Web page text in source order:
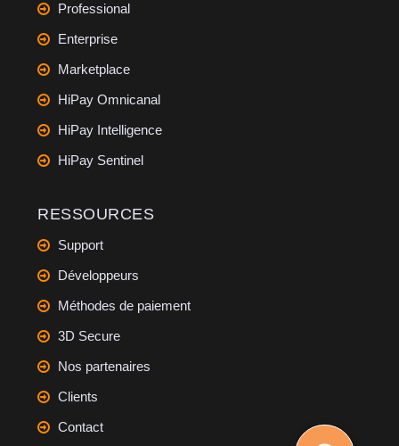
Professional
Enterprise
Marketplace
HiPay Omnicanal
HiPay Intelligence
HiPay Sentinel
RESSOURCES
Support
Développeurs
Méthodes de paiement
3D Secure
Nos partenaires
Clients
Contact